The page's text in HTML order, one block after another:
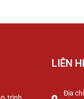
trình
LIÊN
Địa